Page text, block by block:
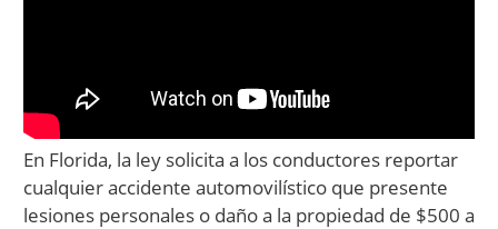
En Florida, la ley solicita a los conductores reportar
cualquier accidente automovilístico que presente
lesiones personales o daño a la propiedad de $500 a